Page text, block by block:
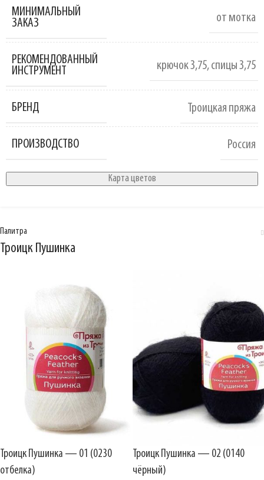
МИНИМАЛЬНЫЙ
ЗАКАЗ
от мотка
РЕКОМЕНДОВАННЫЙ
ИНСТРУМЕНТ
крючок 3,75,спицы 3,75
БРЕНД Троицкая пряжа
ПРОИЗВОДСТВО Россия
Карта цветов
Палитра
Троицк Пушинка
Троицк Пушинка — 01 (0230
отбелка)
Троицк Пушинка — 02 (0140
чёрный)